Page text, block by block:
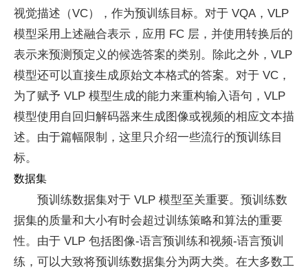
视觉描述（VC），作为预训练目标。对于 VQA，VLP
模型采用上述融合表示，应用 FC 层，并使用转换后的
表示来预测预定义的候选答案的类别。除此之外，VLP
模型还可以直接生成原始文本格式的答案。对于 VC，
为了赋予 VLP 模型生成的能力来重构输入语句，VLP
模型使用自回归解码器来生成图像或视频的相应文本描
述。由于篇幅限制，这里只介绍一些流行的预训练目
标。
数据集
预训练数据集对于 VLP 模型至关重要。预训练数
据集的质量和大小有时会超过训练策略和算法的重要
性。由于 VLP 包括图像-语言预训练和视频-语言预训
练，可以大致将预训练数据集分为两大类。在大多数工